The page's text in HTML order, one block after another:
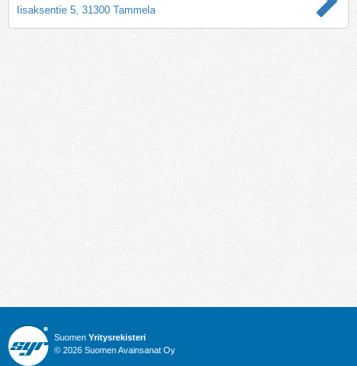
Iisaksentie 5, 31300 Tammela
Suomen Yritysrekisteri
© 2026 Suomen Avainsanat Oy